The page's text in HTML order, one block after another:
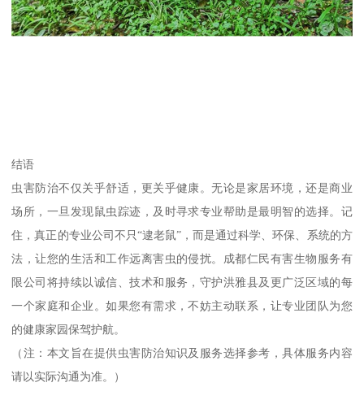
结语
虫害防治不仅关乎舒适，更关乎健康。无论是家居环境，还是商业
场所，一旦发现鼠虫踪迹，及时寻求专业帮助是最明智的选择。记
住，真正的专业公司不只“逮老鼠”，而是通过科学、环保、系统的方
法，让您的生活和工作远离害虫的侵扰。成都仁民有害生物服务有
限公司将持续以诚信、技术和服务，守护洪雅县及更广泛区域的每
一个家庭和企业。如果您有需求，不妨主动联系，让专业团队为您
的健康家园保驾护航。
（注：本文旨在提供虫害防治知识及服务选择参考，具体服务内容
请以实际沟通为准。）